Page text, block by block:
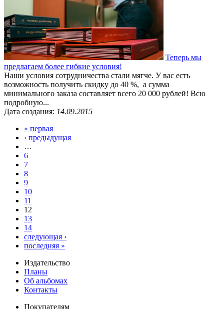
Теперь мы
предлагаем более гибкие условия!
Наши условия сотрудничества стали мягче. У вас есть
возможность получить скидку до 40 %, а сумма
минимального заказа составляет всего 20 000 рублей! Всю
подробную...
Дата создания: 14.09.2015
« первая
‹ предыдущая
…
6
7
8
9
10
11
12
13
14
следующая ›
последняя »
Издательство
Планы
Об альбомах
Контакты
Покупателям